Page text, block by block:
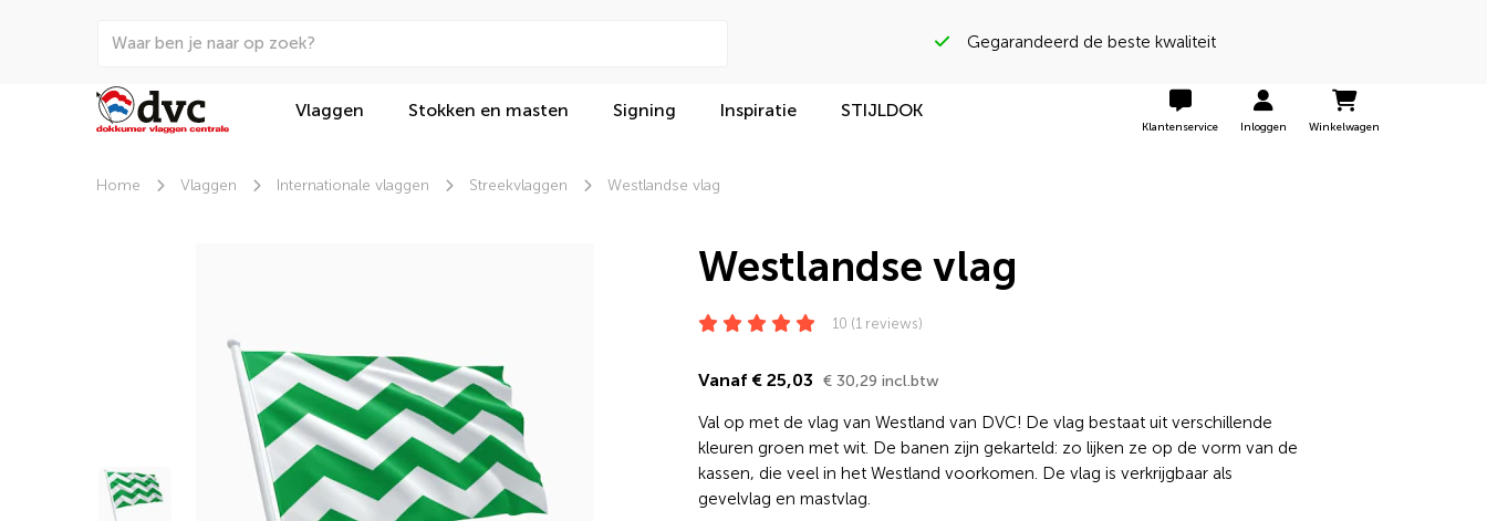
Beoordeeld met een 9 door onze klanten
Vlaggen Stokken en masten Signing Inspiratie STIJLDOK
Klantenservice Inloggen Winkelwagen
Home Vlaggen Internationale vlaggen Streekvlaggen Westlandse vlag
Westlandse vlag
10 (1 reviews)
Vanaf € 25,03 € 30,29 incl.btw
Val op met de vlag van Westland van DVC! De vlag bestaat uit verschillende
kleuren groen met wit. De banen zijn gekarteld: zo lijken ze op de vorm van de
kassen, die veel in het Westland voorkomen. De vlag is verkrijgbaar als
gevelvlag en mastvlag.